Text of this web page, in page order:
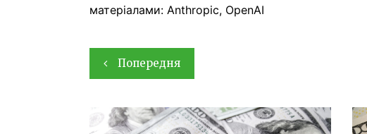
матеріалами: Anthropic, OpenAI
Навігація
записів
Попередня